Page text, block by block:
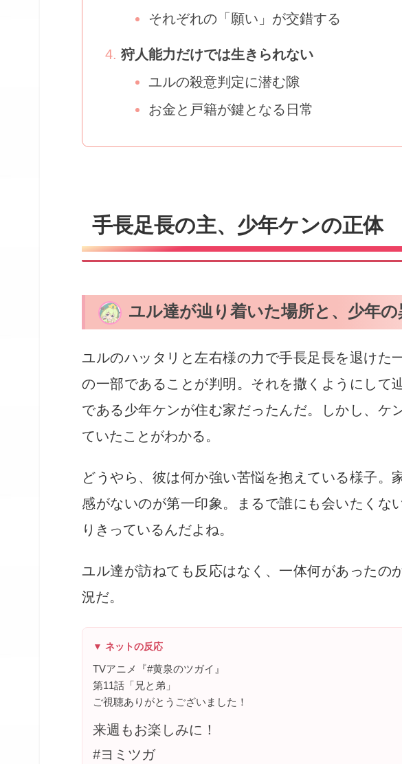
それぞれの「願い」が交錯する
狩人能力だけでは生きられない
ユルの殺意判定に潜む隙
お金と戸籍が鍵となる日常
手長足長の主、少年ケンの正体
ユル達が辿り着いた場所と、少年
ユルのハッタリと左右様の力で手長足長を退けた
の一部であることが判明。それを撒くようにして
である少年ケンが住む家だったんだ。しかし、ケ
ていたことがわかる。
どうやら、彼は何か強い苦悩を抱えている様子。
感がないのが第一印象。まるで誰にも会いたくな
りきっているんだよね。
ユル達が訪ねても反応はなく、一体何があったの
況だ。
▼ ネットの反応
TVアニメ『#黄泉のツガイ』
第11話「兄と弟」
ご視聴ありがとうございました！
来週もお楽しみに！
#ヨミツガ